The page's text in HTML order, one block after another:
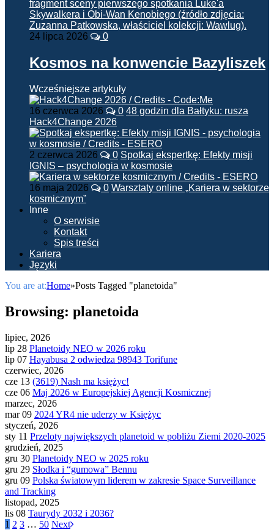
24 lipca 2026 0
Kosmos na konwencie Bazyliszek
Wcześniejsze artykuły
16 czerwca 2026 0 48 godzin dla Bałtyku: rusza
Hack4Change 2026
2 czerwca 2026 0 Spotkaj ekspertkę: Efekty misji
IGNIS – psychologia w kosmosie
16 maja 2026 0 Warsztaty online „Kariera w sektorze
kosmicznym”
Inne
O serwisie
Kontakt
Spis treści
Kariera
Języki
You are at:Home»Posts Tagged "planetoida"
Browsing: planetoida
lipiec, 2026
lip 28 Planetoidy NEO w 2026 roku
lip 07 Hayabusa 2 odwiedza 98943 Torifune
czerwiec, 2026
cze 13 (3619) Nash ma księżyc!
cze 06 Maj 2026 w Europejskiej Agencji Kosmicznej
marzec, 2026
mar 09 2024 YR4 nie uderzy w Księżyc
styczeń, 2026
sty 11 Przeloty największych planetoid w pobliżu Ziemi 2020-2025
grudzień, 2025
gru 30 Planetoidy NEO w 2025 roku
gru 29 Słodka i “gumowa” Bennu
gru 09 Polska światowym liderem w zakresie Space Surveillance
and Tracking
listopad, 2025
lis 08 Taurydy 2032 i 2036?
1 2 3 … 50 Next